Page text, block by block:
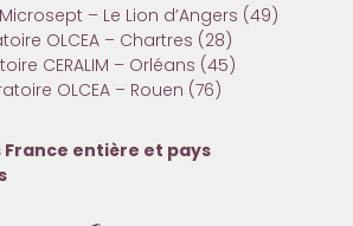
– Le Lion d’Angers (49)
OLCEA – Chartres (28)
CERALIM – Orléans (45)
OLCEA – Rouen (76)
entière et pays